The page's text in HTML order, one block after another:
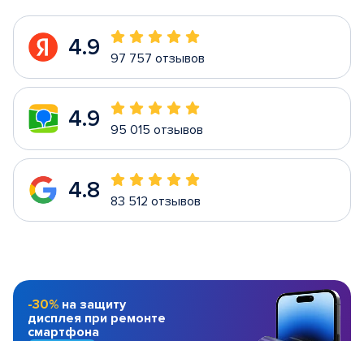
4.9 97 757 отзывов
4.9 95 015 отзывов
4.8 83 512 отзывов
-30% на защиту
дисплея при ремонте
смартфона